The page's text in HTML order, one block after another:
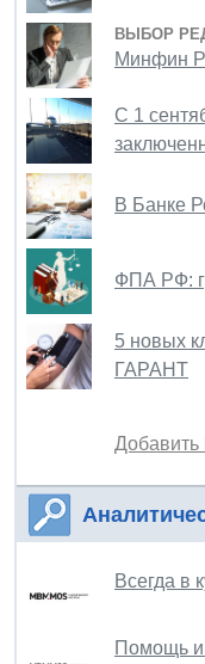
ВЫБОР
Минфин
С 1
В Банке
ФПА РФ:
5 новых
ГАРАНТ
Всегда в
Помощь и